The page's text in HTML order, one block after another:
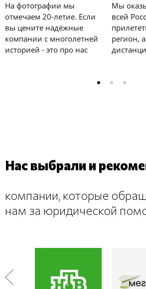
На фотографии мы
отмечаем 20-летие. Если
вы цените надёжные
компании с многолетней
историей - это про нас
Мы
всей
регион,
Нас выбрали и
компании, которые
нам за юридической